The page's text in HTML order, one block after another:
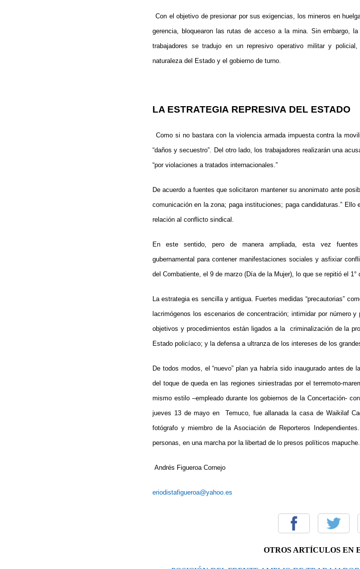
Con el objetivo de presionar por sus exigencias, los mineros en
gerencia, bloquearon las rutas de acceso a la mina. Sin embargo,
trabajadores se tradujo en un represivo operativo militar y
naturaleza del Estado y el gobierno de turno.
LA ESTRATEGIA REPRESIVA DEL ESTADO
Como si no bastara con la violencia armada impuesta contra la
“daños y secuestro”. Del otro lado, los trabajadores realizarán una
“por violaciones a tratados internacionales.”
De acuerdo a fuentes que solicitaron mantener su anonimato ante
comunicación en la zona; paga instituciones; paga candidaturas.” Ello
relación al conflicto sindical.
En este sentido, pero de manera ampliada, esta vez
gubernamental para contener manifestaciones sociales y asfixiar
del Combatiente, el 9 de marzo (Día de la Mujer), lo que se repitió el
La estrategia es sencilla y antigua. Fuertes medidas “precautorias”
lacrimógenos los escenarios de concentración; intimidar por número
objetivos y procedimientos están ligados a la
criminalización de la
Estado policíaco; y la defensa a ultranza de los intereses de los
De todos modos, el “nuevo” plan ya habría sido inaugurado antes
del toque de queda en las regiones siniestradas por el terremoto-
mismo estilo –empleado durante los gobiernos de la Concertación-
jueves 13 de mayo en Temuco, fue allanada la casa de Waikilaf
fotógrafo y miembro de la Asociación de Reporteros
personas, en una marcha por la libertad de lo presos políticos mapuche.
Andrés Figueroa Cornejo
eriodistafigueroa@yahoo.es
OTROS ARTÍCULOS EN